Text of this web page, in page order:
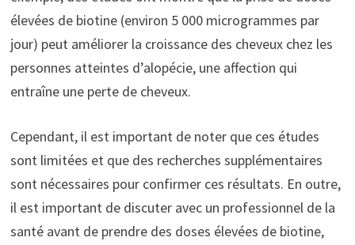
élevées de biotine (environ 5 000 microgrammes par
jour) peut améliorer la croissance des cheveux chez les
personnes atteintes d’alopécie, une affection qui
entraîne une perte de cheveux.
Cependant, il est important de noter que ces études
sont limitées et que des recherches supplémentaires
sont nécessaires pour confirmer ces résultats. En outre,
il est important de discuter avec un professionnel de la
santé avant de prendre des doses élevées de biotine,